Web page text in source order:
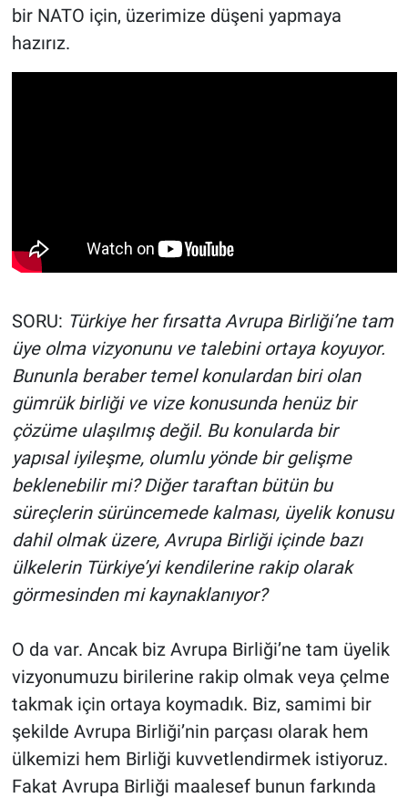
bir NATO için, üzerimize düşeni yapmaya
hazırız.
SORU: Türkiye her fırsatta Avrupa Birliği’ne tam
üye olma vizyonunu ve talebini ortaya koyuyor.
Bununla beraber temel konulardan biri olan
gümrük birliği ve vize konusunda henüz bir
çözüme ulaşılmış değil. Bu konularda bir
yapısal iyileşme, olumlu yönde bir gelişme
beklenebilir mi? Diğer taraftan bütün bu
süreçlerin sürüncemede kalması, üyelik konusu
dahil olmak üzere, Avrupa Birliği içinde bazı
ülkelerin Türkiye’yi kendilerine rakip olarak
görmesinden mi kaynaklanıyor?
O da var. Ancak biz Avrupa Birliği’ne tam üyelik
vizyonumuzu birilerine rakip olmak veya çelme
takmak için ortaya koymadık. Biz, samimi bir
şekilde Avrupa Birliği’nin parçası olarak hem
ülkemizi hem Birliği kuvvetlendirmek istiyoruz.
Fakat Avrupa Birliği maalesef bunun farkında